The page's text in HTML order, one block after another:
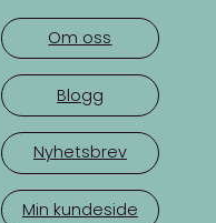
Om oss
Blogg
Nyhetsbrev
Min kundeside